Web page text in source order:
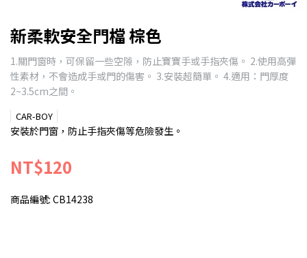
新柔軟安全門檔 棕色
1.關門窗時，可保留一些空隙，防止寶寶手或手指夾傷。 2.使用高彈
性素材，不會造成手或門的傷害。 3.安裝超簡單。 4.適用：門厚度
2~3.5cm之間。
CAR-BOY
安裝於門窗，防止手指夾傷等危險發生。
NT$120
商品編號: CB14238